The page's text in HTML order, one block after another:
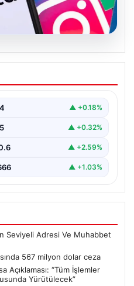
davasında 567
▲ +0.18%
▲ +0.32%
▲ +2.59%
▲ +1.03%
Seviyeli Adresi Ve Muhabbet
567 milyon dolar ceza
Açıklaması: “Tüm İşlemler
Yürütülecek”